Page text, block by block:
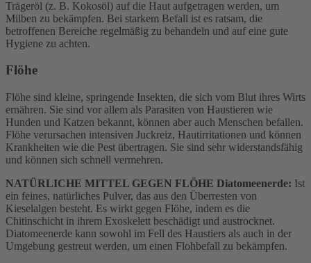
Trägeröl (z. B. Kokosöl) auf die Haut aufgetragen werden, um
Milben zu bekämpfen. Bei starkem Befall ist es ratsam, die
betroffenen Bereiche regelmäßig zu behandeln und auf eine gute
Hygiene zu achten.
Flöhe
Flöhe sind kleine, springende Insekten, die sich vom Blut ihres Wirts
ernähren. Sie sind vor allem als Parasiten von Haustieren wie
Hunden und Katzen bekannt, können aber auch Menschen befallen.
Flöhe verursachen intensiven Juckreiz, Hautirritationen und können
Krankheiten wie die Pest übertragen. Sie sind sehr widerstandsfähig
und können sich schnell vermehren.
NATÜRLICHE MITTEL GEGEN FLÖHE Diatomeenerde: Ist
ein feines, natürliches Pulver, das aus den Überresten von
Kieselalgen besteht. Es wirkt gegen Flöhe, indem es die
Chitinschicht in ihrem Exoskelett beschädigt und austrocknet.
Diatomeenerde kann sowohl im Fell des Haustiers als auch in der
Umgebung gestreut werden, um einen Flohbefall zu bekämpfen.